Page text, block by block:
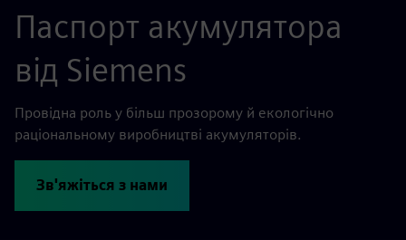
Паспорт акумулятора
від Siemens
Провідна роль у більш прозорому й екологічно
раціональному виробництві акумуляторів.
Зв'яжіться з нами